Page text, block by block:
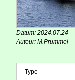
Datum: 2024.07.24
Auteur: M.Prummel
Type